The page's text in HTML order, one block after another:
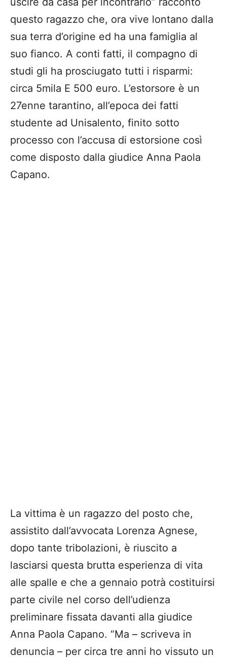
questo ragazzo che, ora vive lontano dalla
sua terra d’origine ed ha una famiglia al
suo fianco. A conti fatti, il compagno di
studi gli ha prosciugato tutti i risparmi:
circa 5mila E 500 euro. L’estorsore è un
27enne tarantino, all’epoca dei fatti
studente ad Unisalento, finito sotto
processo con l’accusa di estorsione così
come disposto dalla giudice Anna Paola
Capano.
La vittima è un ragazzo del posto che,
assistito dall’avvocata Lorenza Agnese,
dopo tante tribolazioni, è riuscito a
lasciarsi questa brutta esperienza di vita
alle spalle e che a gennaio potrà costituirsi
parte civile nel corso dell’udienza
preliminare fissata davanti alla giudice
Anna Paola Capano. “Ma – scriveva in
denuncia – per circa tre anni ho vissuto un